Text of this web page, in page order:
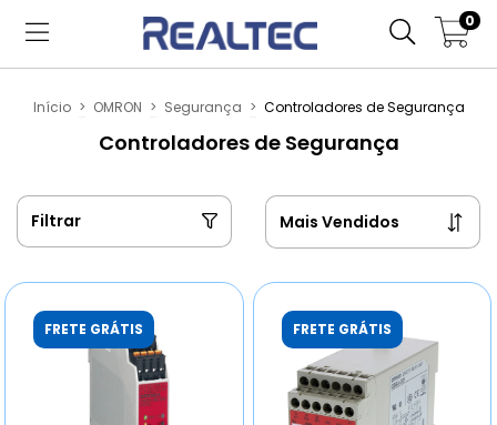
0
Início > OMRON > Segurança > Controladores de Segurança
Controladores de Segurança
Filtrar
FRETE GRÁTIS FRETE GRÁTIS